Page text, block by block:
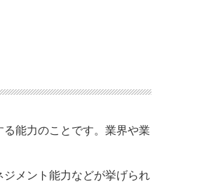
能力のことです。業界や業
メント能力などが挙げられ